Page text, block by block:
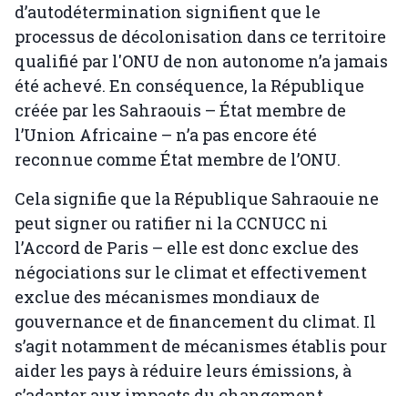
d’autodétermination signifient que le
processus de décolonisation dans ce territoire
qualifié par l'ONU de non autonome n’a jamais
été achevé. En conséquence, la République
créée par les Sahraouis – État membre de
l’Union Africaine – n’a pas encore été
reconnue comme État membre de l’ONU.
Cela signifie que la République Sahraouie ne
peut signer ou ratifier ni la CCNUCC ni
l’Accord de Paris – elle est donc exclue des
négociations sur le climat et effectivement
exclue des mécanismes mondiaux de
gouvernance et de financement du climat. Il
s’agit notamment de mécanismes établis pour
aider les pays à réduire leurs émissions, à